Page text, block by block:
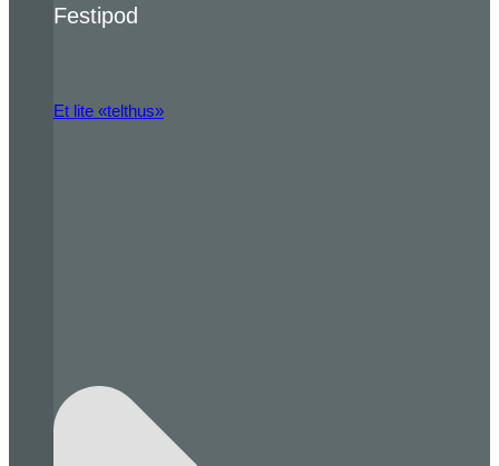
Festipod
Et lite «telthus»